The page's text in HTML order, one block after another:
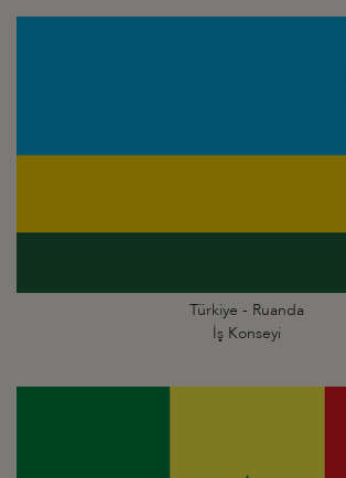
Türkiye - Ruanda
İş Konseyi